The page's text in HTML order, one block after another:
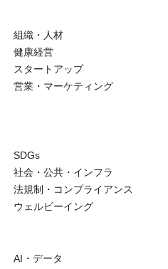
組織・人材
健康経営
スタートアップ
営業・マーケティング
SDGs
社会・公共・インフラ
法規制・コンプライアンス
ウェルビーイング
AI・データ